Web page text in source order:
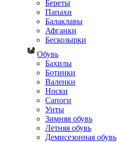
Береты
Папахи
Балаклавы
Афганки
Бескозырки
Обувь
Бахилы
Ботинки
Валенки
Носки
Сапоги
Унты
Зимняя обувь
Летняя обувь
Демисезонная обувь